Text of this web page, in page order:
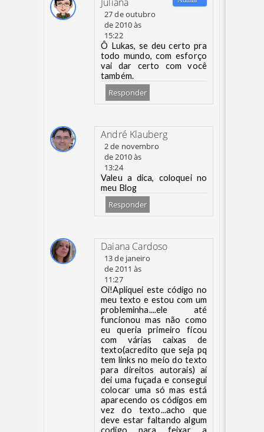
27 de outubro
de 2010 às
15:22
Ô Lukas, se deu certo pra
todo mundo, com esforço
vai dar certo com você
também.
Responder
André Klauberg
2 de novembro
de 2010 às
13:24
Valeu a dica, coloquei no
meu Blog
Responder
Daiana Cardoso
13 de janeiro
de 2011 às
11:27
Oi!Apliquei este código no
meu texto e estou com um
probleminha....ele até
funcionou mas não como
eu queria primeiro ficou
com várias caixas de
texto(acredito que seja pq
tem links no meio do texto
para direitos autorais) aí
dei uma fuçada e consegui
colocar uma só mas está
aparecendo os códigos em
vez do texto...acho que
deve estar faltando algum
codigo para feixar a